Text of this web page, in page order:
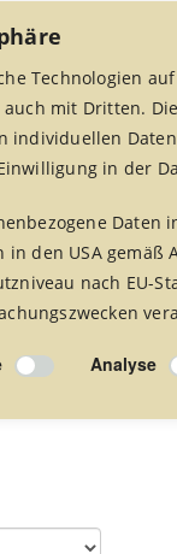
Technologien
auch mit Dritten.
individuellen
in der
den USA gemäß
nach EU-
Analyse